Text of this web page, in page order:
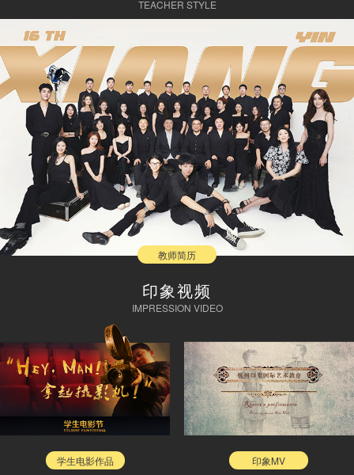
TEACHER STYLE
教师简历
印象视频
IMPRESSION VIDEO
学生电影作品 印象MV